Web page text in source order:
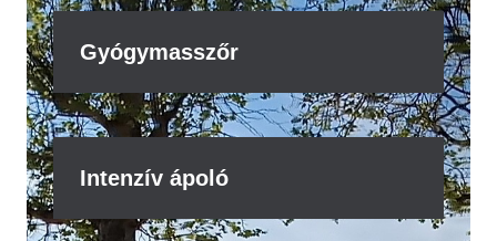
Gyógymasszőr
Intenzív ápoló